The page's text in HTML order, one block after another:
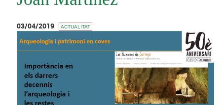
03/04/2019 ACTUALITAT